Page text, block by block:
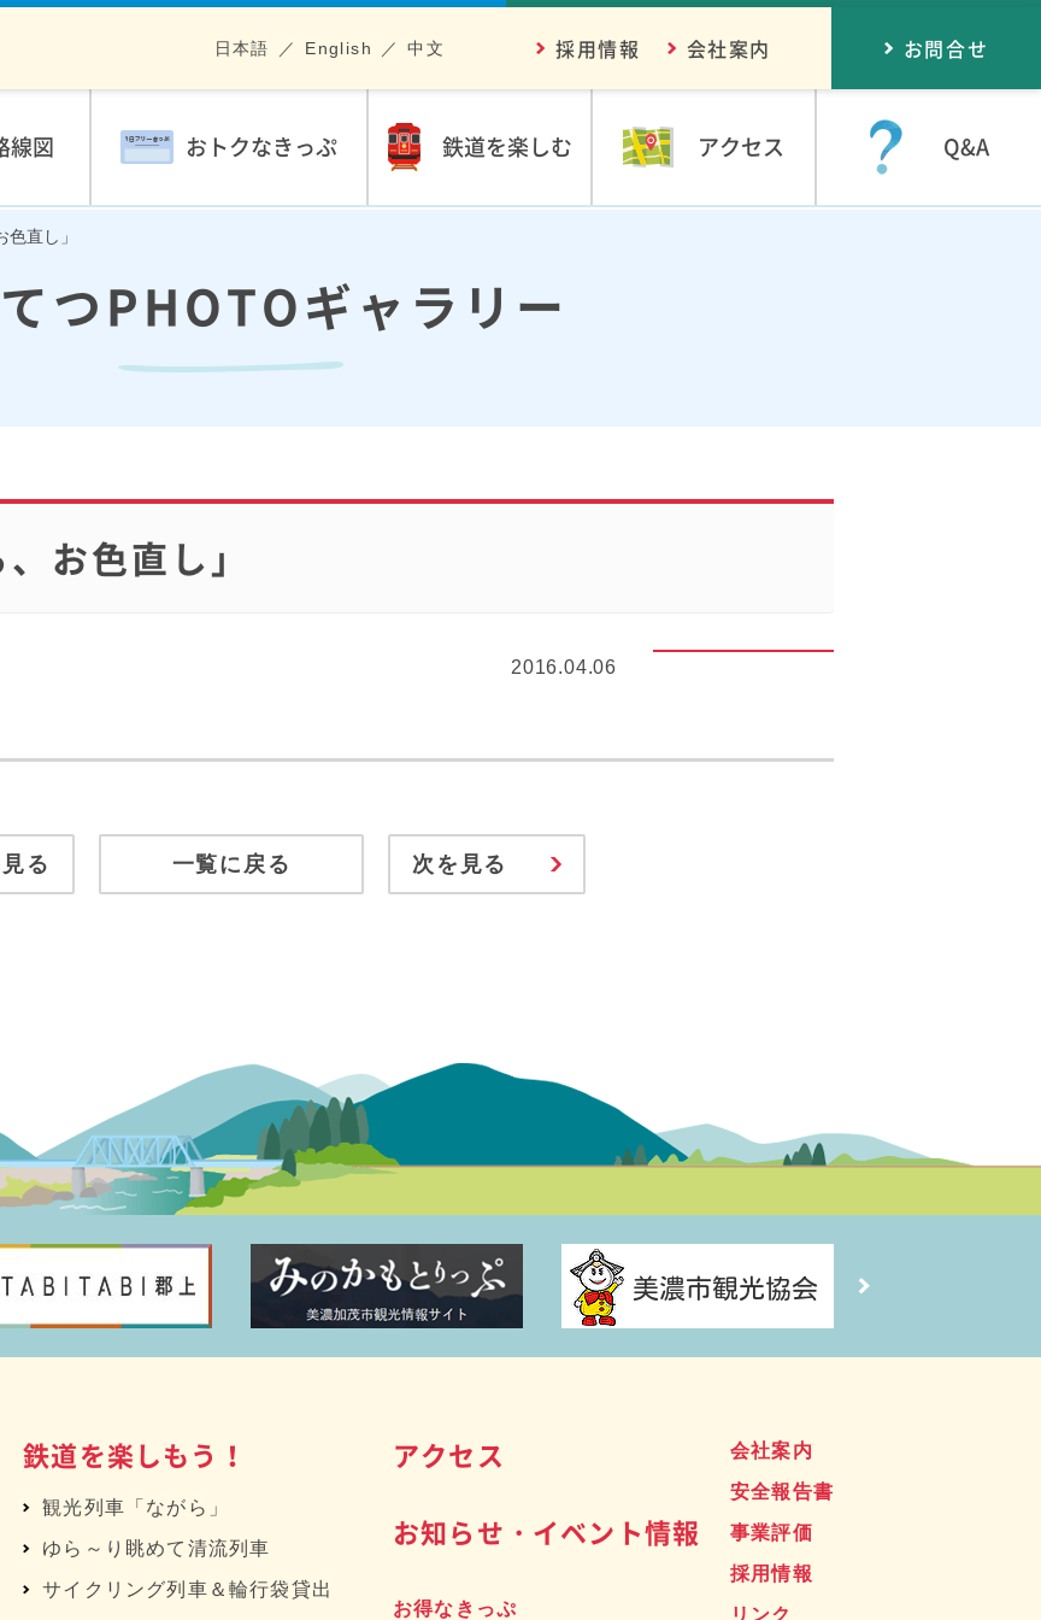
線図 おトクなきっぷ 鉄道を楽しむ アクセス Q&A
採用情報 会社案内
日本語 English 中文 お問合せ
直し」
つPHOTOギャラリー
お色直し」
2016.04.06
る 一覧に戻る 次を見る
鉄道を楽しもう！
観光列車「ながら」
ゆら～り眺めて清流列車
サイクリング列車＆輪行袋貸出
アクセス
お知らせ・イベント情報
お得なきっぷ
会社案内
安全報告書
事業評価
採用情報
リンク